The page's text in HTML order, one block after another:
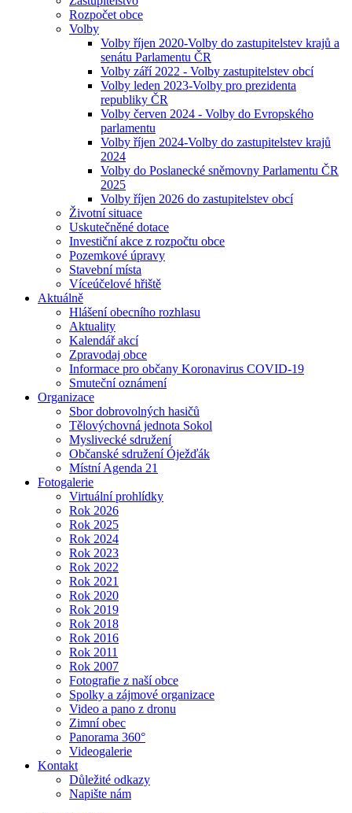
Rozpočet obce
Volby
Volby říjen 2020-Volby do zastupitelstev krajů a
senátu Parlamentu ČR
Volby září 2022 - Volby zastupitelstev obcí
Volby leden 2023-Volby pro prezidenta
republiky ČR
Volby červen 2024 - Volby do Evropského
parlamentu
Volby říjen 2024-Volby do zastupitelstev krajů
2024
Volby do Poslanecké sněmovny Parlamentu ČR
2025
Volby říjen 2026 do zastupitelstev obcí
Životní situace
Uskutečněné dotace
Investiční akce z rozpočtu obce
Pozemkové úpravy
Stavební místa
Víceúčelové hřiště
Aktuálně
Hlášení obecního rozhlasu
Aktuality
Kalendář akcí
Zpravodaj obce
Informace pro občany Koronavirus COVID-19
Smuteční oznámení
Organizace
Sbor dobrovolných hasičů
Tělovýchovná jednota Sokol
Myslivecké sdružení
Občanské sdružení Óježďák
Místní Agenda 21
Fotogalerie
Virtuální prohlídky
Rok 2026
Rok 2025
Rok 2024
Rok 2023
Rok 2022
Rok 2021
Rok 2020
Rok 2019
Rok 2018
Rok 2016
Rok 2011
Rok 2007
Fotografie z naší obce
Spolky a zájmové organizace
Video a pano z dronu
Zimní obec
Panorama 360°
Videogalerie
Kontakt
Důležité odkazy
Napište nám